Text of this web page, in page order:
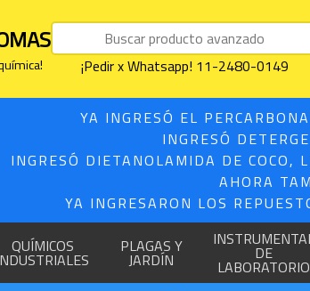
¡Pedir x Whatsapp! 11-2480-0149
YA INGRESÓ EL
INGRESÓ
INGRESÓ DIETANOLAMIDA DE
AHORA
YA INGRESARON LOS
QUÍMICOS PLAGAS Y
JARDÍN DE
LABORATORIO